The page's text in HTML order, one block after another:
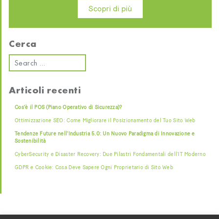
Scopri di più
Cerca
Articoli recenti
Cos’è il POS (Piano Operativo di Sicurezza)?
Ottimizzazione SEO: Come Migliorare il Posizionamento del Tuo Sito Web
Tendenze Future nell’Industria 5.0: Un Nuovo Paradigma di Innovazione e
Sostenibilità
CyberSecurity e Disaster Recovery: Due Pilastri Fondamentali dell’IT Moderno
GDPR e Cookie: Cosa Deve Sapere Ogni Proprietario di Sito Web